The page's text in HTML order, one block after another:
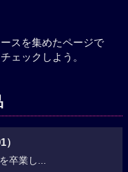
スを集めたページで
ェックしよう。
卒業し...